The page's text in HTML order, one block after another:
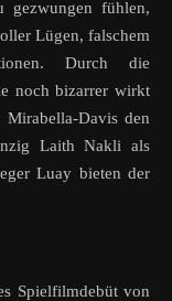
gezwungen fühlen,
Lügen, falschem
Durch die
noch bizarrer wirkt
Davis den
Laith Nakli als
Luay bieten der
Spielfilmdebüt von